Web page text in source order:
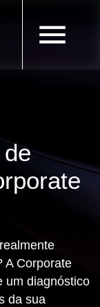
A Corporate
um diagnóstico
da sua